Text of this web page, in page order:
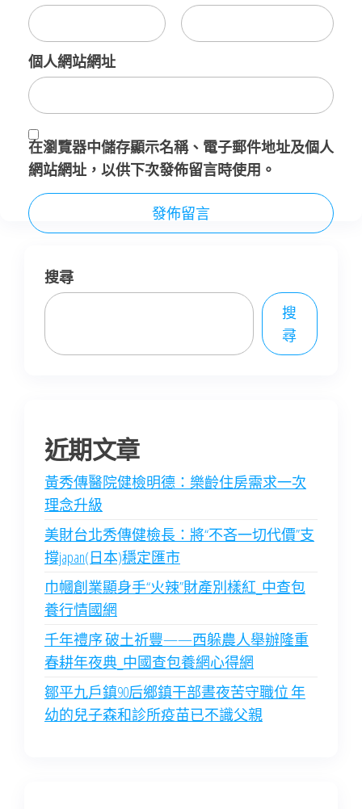
個人網站網址
在瀏覽器中儲存顯示名稱、電子郵件地址及個人
網站網址，以供下次發佈留言時使用。
搜尋
搜
尋
近期文章
黃秀傳醫院健檢明德：樂齡住房需求一次
理念升級
美財台北秀傳健檢長：將“不吝一切代價”支
撐japan(日本)穩定匯市
巾幗創業顯身手“火辣”財產別樣紅_中查包
養行情國網
千年禮序 破土祈豐——西躲農人舉辦隆重
春耕年夜典_中國查包養網心得網
鄒平九戶鎮90后鄉鎮干部晝夜苦守職位 年
幼的兒子森和診所疫苗已不識父親